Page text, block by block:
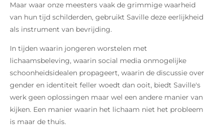
Maar waar onze meesters vaak de grimmige waarheid
van hun tijd schilderden, gebruikt Saville deze eerlijkheid
als instrument van bevrijding.
In tijden waarin jongeren worstelen met
lichaamsbeleving, waarin social media onmogelijke
schoonheidsidealen propageert, waarin de discussie over
gender en identiteit feller woedt dan ooit, biedt Saville's
werk geen oplossingen maar wel een andere manier van
kijken. Een manier waarin het lichaam niet het probleem
is maar de thuis.